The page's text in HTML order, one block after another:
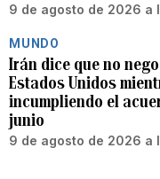
9 de agosto de 2026 a
MUNDO
Irán dice que no
Estados Unidos
incumpliendo el
junio
9 de agosto de 2026 a